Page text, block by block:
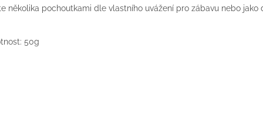
několika pochoutkami dle vlastního uvážení pro zábavu nebo jako
50g